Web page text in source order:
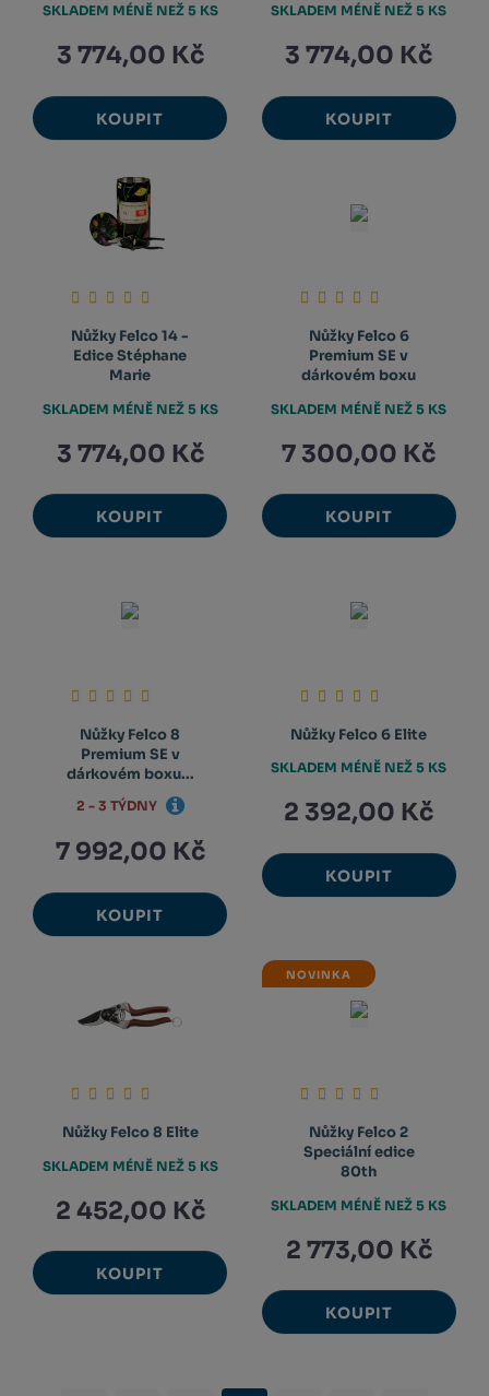
3 774,00 Kč
KOUPIT
SKLADEM MÉNĚ NEŽ 5 KS
3 774,00 Kč
KOUPIT
SKLADEM MÉNĚ NEŽ 5 KS
Nůžky Felco 14 -
Edice Stéphane
Marie
3 774,00 Kč
KOUPIT
SKLADEM MÉNĚ NEŽ 5 KS
Nůžky Felco 6
Premium SE v
dárkovém boxu
7 300,00 Kč
KOUPIT
SKLADEM MÉNĚ NEŽ 5 KS
Nůžky Felco 8
Premium SE v
dárkovém boxu...
7 992,00 Kč
KOUPIT
2 - 3 TÝDNY
Nůžky Felco 6 Elite
2 392,00 Kč
KOUPIT
SKLADEM MÉNĚ NEŽ 5 KS
Nůžky Felco 8 Elite
2 452,00 Kč
KOUPIT
SKLADEM MÉNĚ NEŽ 5 KS
NOVINKA
Nůžky Felco 2
Speciální edice
80th
2 773,00 Kč
KOUPIT
SKLADEM MÉNĚ NEŽ 5 KS